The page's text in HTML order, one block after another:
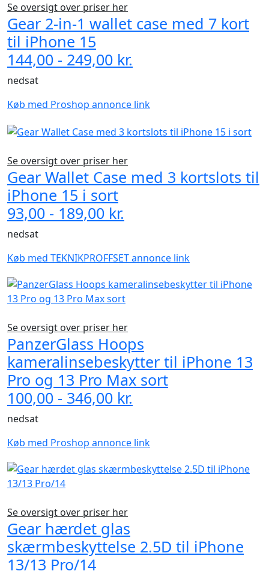
Se oversigt over priser her
Gear 2-in-1 wallet case med 7 kort
til iPhone 15
144,00 - 249,00 kr.
nedsat
Køb med Proshop annonce link
Se oversigt over priser her
Gear Wallet Case med 3 kortslots til
iPhone 15 i sort
93,00 - 189,00 kr.
nedsat
Køb med TEKNIKPROFFSET annonce link
Se oversigt over priser her
PanzerGlass Hoops
kameralinsebeskytter til iPhone 13
Pro og 13 Pro Max sort
100,00 - 346,00 kr.
nedsat
Køb med Proshop annonce link
Se oversigt over priser her
Gear hærdet glas
skærmbeskyttelse 2.5D til iPhone
13/13 Pro/14